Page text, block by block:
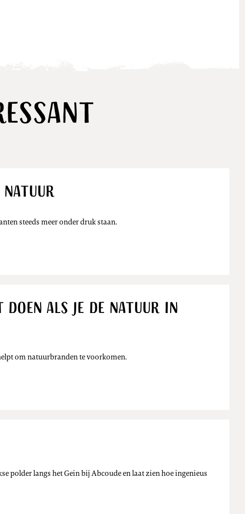
natuur
steeds meer onder druk staan.
als je de natuur in
om natuurbranden te voorkomen.
polder langs het Gein bij Abcoude en laat zien hoe ingenieus